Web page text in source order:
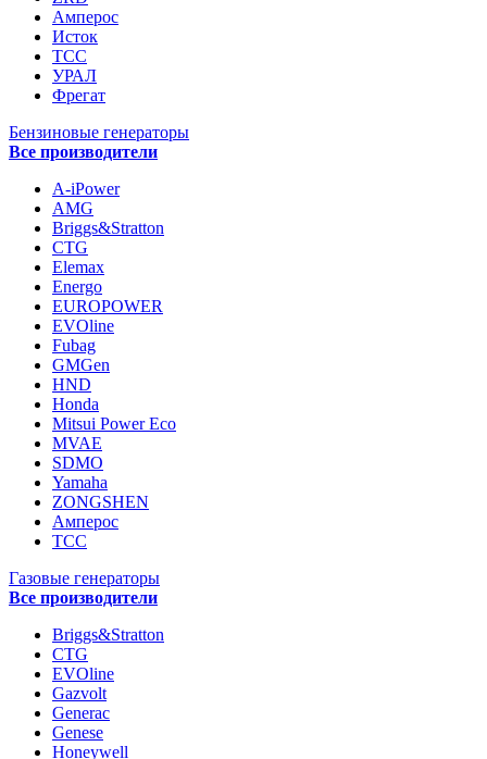
Амперос
Исток
ТСС
УРАЛ
Фрегат
Бензиновые генераторы
Все производители
A-iPower
AMG
Briggs&Stratton
CTG
Elemax
Energo
EUROPOWER
EVOline
Fubag
GMGen
HND
Honda
Mitsui Power Eco
MVAE
SDMO
Yamaha
ZONGSHEN
Амперос
ТСС
Газовые генераторы
Все производители
Briggs&Stratton
CTG
EVOline
Gazvolt
Generac
Genese
Honeywell